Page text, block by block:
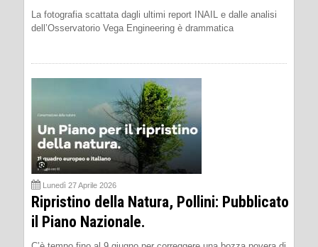
La fotografia scattata dagli ultimi report INAIL e dalle analisi
dell’Osservatorio Vega Engineering è drammatica
Lunedì 27 Aprile 2026
Ripristino della Natura, Pollini: Pubblicato
il Piano Nazionale.